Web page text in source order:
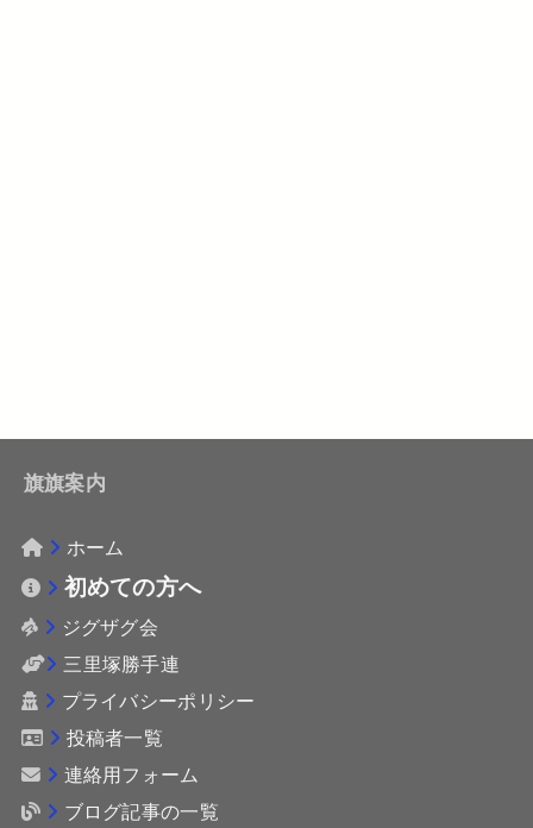
旗旗案内
ホーム
初めての方へ
ジグザグ会
三里塚勝手連
プライバシーポリシー
投稿者一覧
連絡用フォーム
ブログ記事の一覧